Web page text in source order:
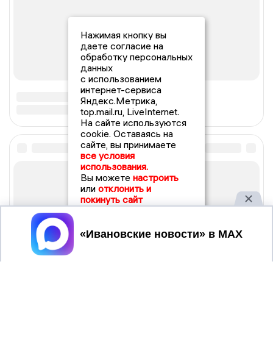
Нажимая кнопку вы
даете согласие на
обработку персональных
данных
с использованием
интернет-сервиса
Яндекс.Метрика,
top.mail.ru, LiveInternet.
На сайте используются
cookie. Оставаясь на
сайте, вы принимаете
все условия
использования.
Вы можете настроить
или отклонить и
покинуть сайт
Принять